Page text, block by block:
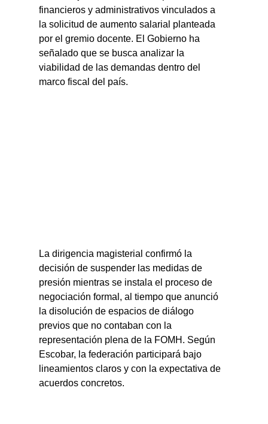
financieros y administrativos vinculados a
la solicitud de aumento salarial planteada
por el gremio docente. El Gobierno ha
señalado que se busca analizar la
viabilidad de las demandas dentro del
marco fiscal del país.
La dirigencia magisterial confirmó la
decisión de suspender las medidas de
presión mientras se instala el proceso de
negociación formal, al tiempo que anunció
la disolución de espacios de diálogo
previos que no contaban con la
representación plena de la FOMH. Según
Escobar, la federación participará bajo
lineamientos claros y con la expectativa de
acuerdos concretos.